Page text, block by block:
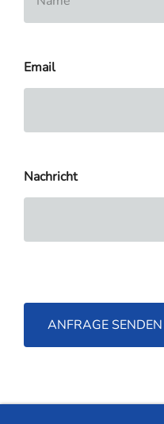
Email
Nachricht